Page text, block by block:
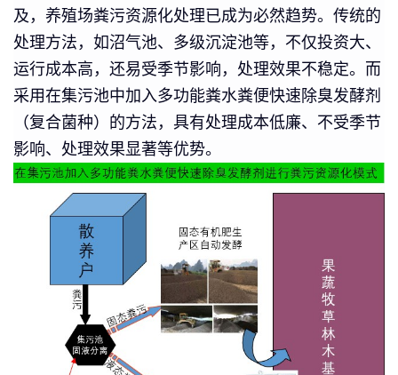
及，养殖场粪污资源化处理已成为必然趋势。传统的
处理方法，如沼气池、多级沉淀池等，不仅投资大、
运行成本高，还易受季节影响，处理效果不稳定。而
采用在集污池中加入多功能粪水粪便快速除臭发酵剂
（复合菌种）的方法，具有处理成本低廉、不受季节
影响、处理效果显著等优势。